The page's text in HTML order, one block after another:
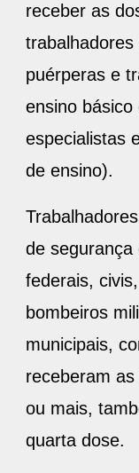
receber as
puérperas e
ensino
especialistas
de ensino).
de segurança
federais,
bombeiros
municipais,
receberam
ou mais,
quarta dose.